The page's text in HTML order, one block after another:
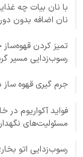
با نان بیات چه
نان اضافه بدون
تمیز کردن
رسوب‌زدایی مسیر
جرم گیری قهوه
فواید آکواریوم در
مسئولیت‌های
رسوب‌زدایی اتو